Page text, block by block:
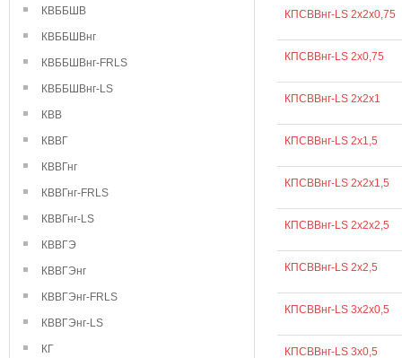
КВББШВ
КВББШВнг
КВББШВнг-FRLS
КВББШВнг-LS
КВВ
КВВГ
КВВГнг
КВВГнг-FRLS
КВВГнг-LS
КВВГЭ
КВВГЭнг
КВВГЭнг-FRLS
КВВГЭнг-LS
КГ
КПСВВнг-LS 2х2х0,75
КПСВВнг-LS 2х0,75
КПСВВнг-LS 2х2х1
КПСВВнг-LS 2х1,5
КПСВВнг-LS 2х2х1,5
КПСВВнг-LS 2х2х2,5
КПСВВнг-LS 2х2,5
КПСВВнг-LS 3х2х0,5
КПСВВнг-LS 3х0,5